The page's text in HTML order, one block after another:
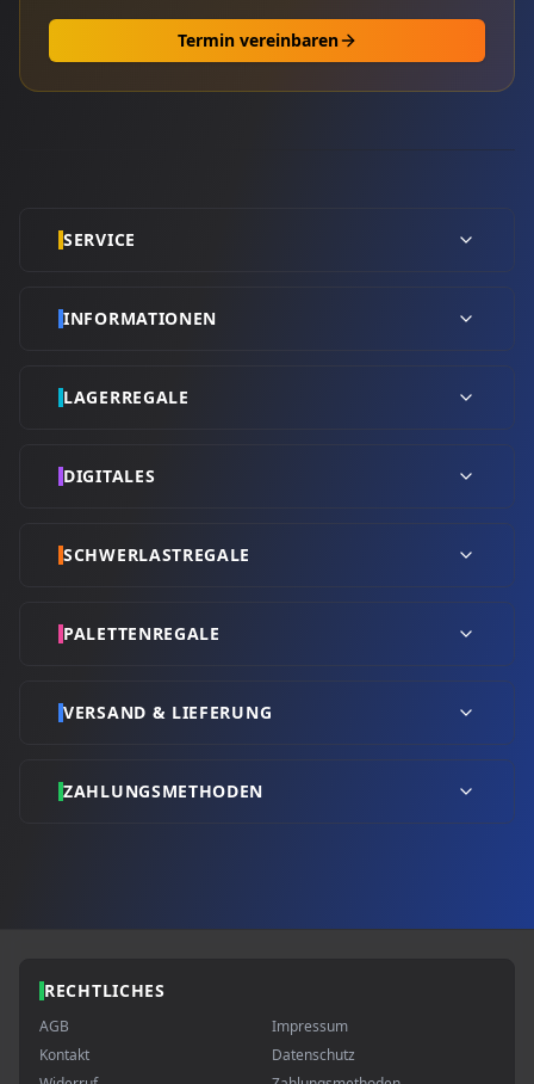
Termin vereinbaren
SERVICE
INFORMATIONEN
LAGERREGALE
DIGITALES
SCHWERLASTREGALE
PALETTENREGALE
VERSAND & LIEFERUNG
ZAHLUNGSMETHODEN
RECHTLICHES
AGB
Impressum
Kontakt
Datenschutz